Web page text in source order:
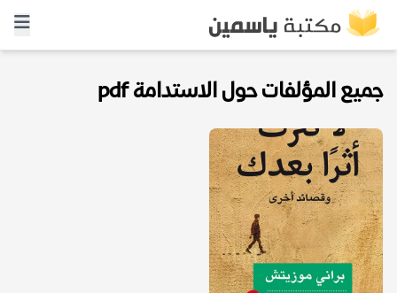
جميع المؤلفات حول الاستدامة pdf